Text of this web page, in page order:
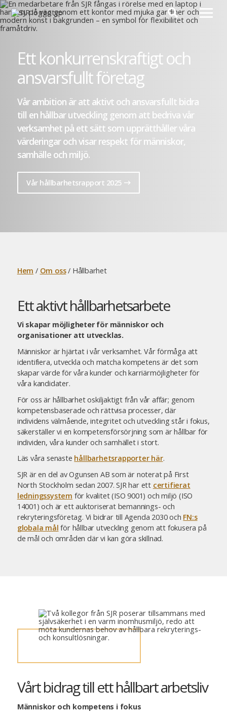
Hoppa till innehåll
Ett konkurrenskraftigt och
ansvarsfullt företag
Vår ambition är att aktivt och ansvarsfullt bidra
till en hållbar utveckling genom att bedriva vår
verksamhet på ett sätt som upprätthåller våra
värderingar och visar respekt för människor,
samhälle och miljö.
Vår hållbarhetsrapport 2025
Hem / Om oss/ Hållbarhet
Ett aktivt hållbarhetsarbete
Vi skapar möjligheter för människor och
organisationer att utvecklas.
Människor är hjärtat i vår verksamhet. Vår förmåga att
identifiera, utveckla och matcha kompetens är det som
skapar värde för våra kunder och karriärmöjligheter för
våra kandidater.
För oss är hållbarhet oskiljaktigt från vår affär; genom
kompetensbaserade och rättvisa processer, där
individens välmående, integritet och utveckling står i fokus,
säkerställer vi en kompetensförsörjning som är hållbar för
individen, våra kunder och samhället i stort.
Läs våra senaste hållbarhetsrapporter här.
SJR är en del av Ogunsen AB som är noterat på First
North Stockholm sedan 2007. SJR har ett certifierat
ledningssystem för kvalitet (ISO 9001) och miljö (ISO
14001) och är ett auktoriserat bemannings- och
rekryteringsföretag. Vi bidrar till Agenda 2030 och FN:s
globala mål för hållbar utveckling genom att fokusera på
de mål och områden där vi kan göra skillnad.
Vårt bidrag till ett hållbart arbetsliv
Människor och kompetens i fokus